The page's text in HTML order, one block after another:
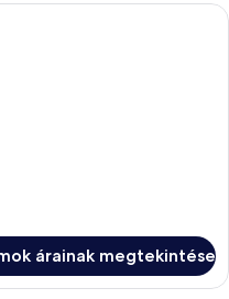
szoba, melyben van egy fa
árainak megtekintése